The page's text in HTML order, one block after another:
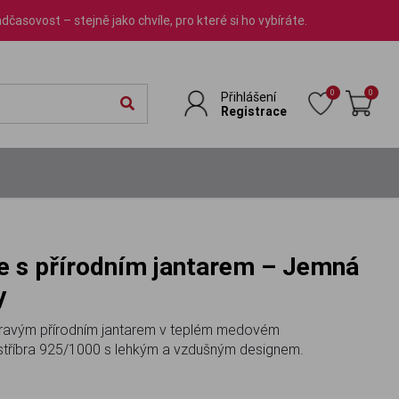
– stejně jako chvíle, pro které si ho vybíráte.
Přihlášení
Registrace
0 0
přírodním jantarem v teplém medovém
925/1000 s lehkým a vzdušným designem.